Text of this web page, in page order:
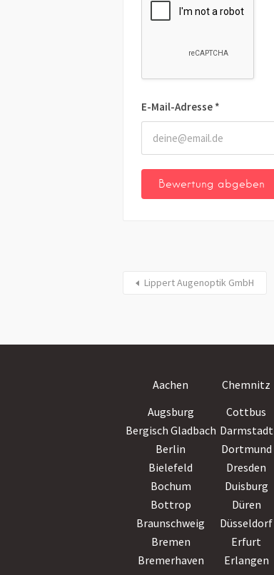
E-Mail-Adresse *
Lippert Augenoptik GmbH
Aachen Chemnitz
Augsburg
Cottbus
Bergisch Gladbach Darmstadt
Berlin
Dortmund
Bielefeld
Dresden
Bochum
Duisburg
Bottrop
Düren
Braunschweig
Düsseldorf
Bremen
Erfurt
Bremerhaven
Erlangen